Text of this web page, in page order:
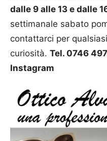
dalle 9 alle 13 e dalle
settimanale sabato
contattarci per
curiosità. Tel. 0746
Instagram